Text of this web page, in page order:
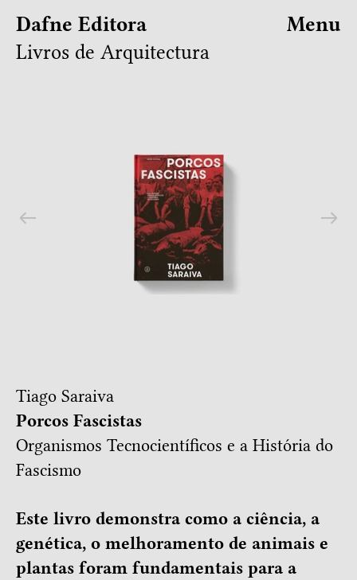
Dafne Editora
Livros de Arquitectura
Menu
Tiago Saraiva
Porcos Fascistas
Organismos Tecnocientíficos e a História do
Fascismo
Este livro demonstra como a ciência, a
genética, o melhoramento de animais e
plantas foram fundamentais para a